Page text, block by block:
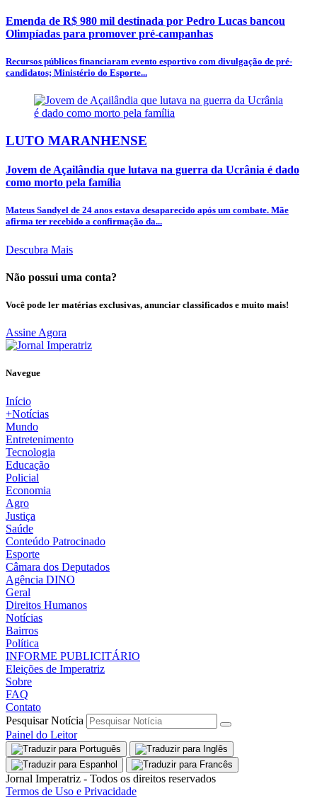
Emenda de R$ 980 mil destinada por Pedro Lucas bancou
Olimpíadas para promover pré-campanhas
Recursos públicos financiaram evento esportivo com divulgação de pré-
candidatos; Ministério do Esporte...
LUTO MARANHENSE
Jovem de Açailândia que lutava na guerra da Ucrânia é dado
como morto pela família
Mateus Sandyel de 24 anos estava desaparecido após um combate. Mãe
afirma ter recebido a confirmação da...
Descubra Mais
Não possui uma conta?
Você pode ler matérias exclusivas, anunciar classificados e muito mais!
Assine Agora
Navegue
Início
+Notícias
Mundo
Entretenimento
Tecnologia
Educação
Policial
Economia
Agro
Justiça
Saúde
Conteúdo Patrocinado
Esporte
Câmara dos Deputados
Agência DINO
Geral
Direitos Humanos
Notícias
Bairros
Política
INFORME PUBLICITÁRIO
Eleições de Imperatriz
Sobre
FAQ
Contato
Pesquisar Notícia
Painel do Leitor
Jornal Imperatriz - Todos os direitos reservados
Termos de Uso e Privacidade